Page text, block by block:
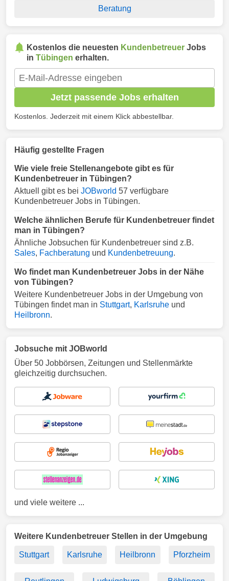
Beratung
Kostenlos die neuesten Kundenbetreuer Jobs
in Tübingen erhalten.
Jetzt passende Jobs erhalten
Kostenlos. Jederzeit mit einem Klick abbestellbar.
Häufig gestellte Fragen
Wie viele freie Stellenangebote gibt es für
Kundenbetreuer in Tübingen?
Aktuell gibt es bei JOBworld 57 verfügbare
Kundenbetreuer Jobs in Tübingen.
Welche ähnlichen Berufe für Kundenbetreuer findet
man in Tübingen?
Ähnliche Jobsuchen für Kundenbetreuer sind z.B.
Sales, Fachberatung und Kundenbetreuung.
Wo findet man Kundenbetreuer Jobs in der Nähe
von Tübingen?
Weitere Kundenbetreuer Jobs in der Umgebung von
Tübingen findet man in Stuttgart, Karlsruhe und
Heilbronn.
Jobsuche mit JOBworld
Über 50 Jobbörsen, Zeitungen und Stellenmärkte
gleichzeitig durchsuchen.
und viele weitere ...
Weitere Kundenbetreuer Stellen in der Umgebung
Stuttgart Karlsruhe Heilbronn Pforzheim